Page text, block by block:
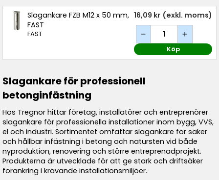
Slagankare FZB M12 x 50 mm,
FAST
FAST
16,09 kr (exkl. moms)
Köp
Slagankare för professionell
betonginfästning
Hos Tregnor hittar företag, installatörer och entreprenörer
slagankare för professionella installationer inom bygg, VVS,
el och industri. Sortimentet omfattar slagankare för säker
och hållbar infästning i betong och natursten vid både
nyproduktion, renovering och större entreprenadprojekt.
Produkterna är utvecklade för att ge stark och driftsäker
förankring i krävande installationsmiljöer.